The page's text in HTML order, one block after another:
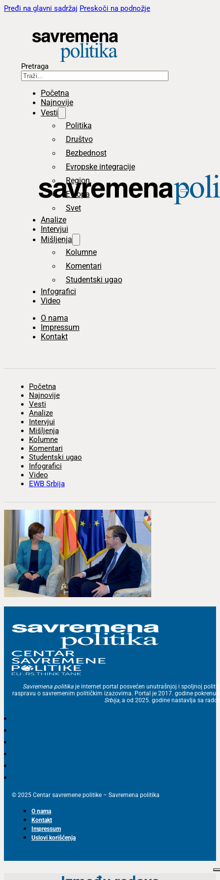
Pređi na glavni sadržaj Preskoči na podnožje
Pretraga
Početna
Najnovije
Vesti
Politika
Društvo
Bezbednost
Evropske integracije
Region
Evropa
Svet
Analize
Intervjui
Mišljenja
Kolumne
Komentari
Studentski ugao
Infografici
Video
O nama
Impressum
Kontakt
Početna
Najnovije
Vesti
Analize
Intervjui
Mišljenja
Kolumne
Komentari
Studentski ugao
Infografici
Video
EWB Srbija
Savremena politika je internet portal posvećen unutrašnjoj i spoljnoj
raspravu o savremenim političkim izazovima. Portal je 2017. godine
Srbija, a od 2025. godine nastavlja sa
© 2025 Centar savremene politike – Savremena politika
O nama
Kontakt
Impressum
Uslovi korišćenja